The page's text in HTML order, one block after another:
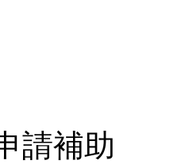
請補助